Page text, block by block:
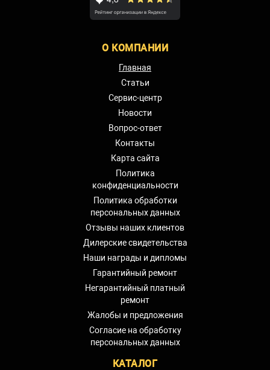
О КОМПАНИИ
Главная
Статьи
Сервис-центр
Новости
Вопрос-ответ
Контакты
Карта сайта
Политика
конфиденциальности
Политика обработки
персональных данных
Отзывы наших клиентов
Дилерские свидетельства
Наши награды и дипломы
Гарантийный ремонт
Негарантийный платный
ремонт
Жалобы и предложения
Согласие на обработку
персональных данных
КАТАЛОГ